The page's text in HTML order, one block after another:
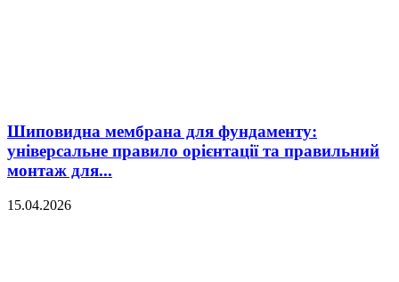
Шиповидна мембрана для фундаменту:
універсальне правило орієнтації та правильний
монтаж для...
15.04.2026